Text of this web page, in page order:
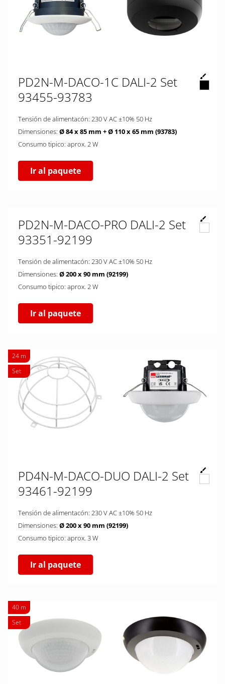
PD2N-M-DACO-1C DALI-2 Set
93455-93783
Tensión de alimentacón: 230 V AC ±10% 50 Hz
Dimensiones: Ø 84 x 85 mm + Ø 110 x 65 mm (93783)
Consumo tipico: aprox. 2 W
Ir al paquete
PD2N-M-DACO-PRO DALI-2 Set
93351-92199
Tensión de alimentacón: 230 V AC ±10% 50 Hz
Dimensiones: Ø 200 x 90 mm (92199)
Consumo tipico: aprox. 2 W
Ir al paquete
24 m
Set
PD4N-M-DACO-DUO DALI-2 Set
93461-92199
Tensión de alimentacón: 230 V AC ±10% 50 Hz
Dimensiones: Ø 200 x 90 mm (92199)
Consumo tipico: aprox. 3 W
Ir al paquete
40 m
Set